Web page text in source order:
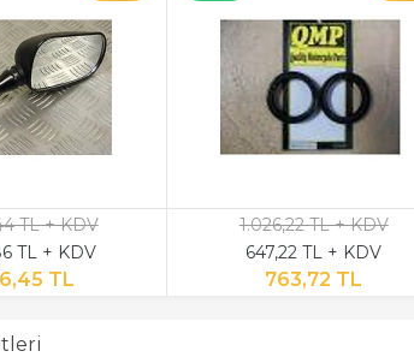
TL + KDV
TL + KDV
TL
1.026,22 TL + KDV
647,22 TL + KDV
763,72 TL